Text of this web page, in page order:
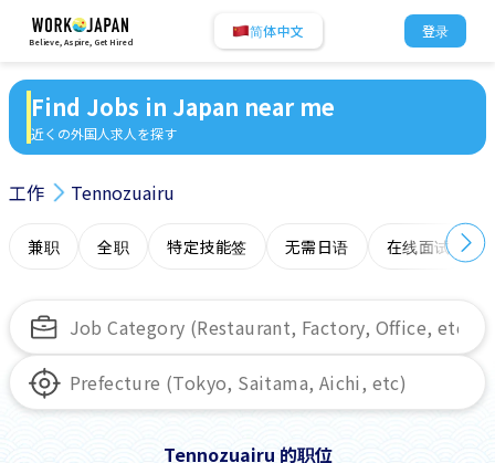
Believe, Aspire, Get Hired
简体中文 登录
Find Jobs in Japan near me
近くの外国人求人を探す
工作 Tennozuairu
兼职 全职 特定技能签 无需日语 在线面试
Tennozuairu 的职位